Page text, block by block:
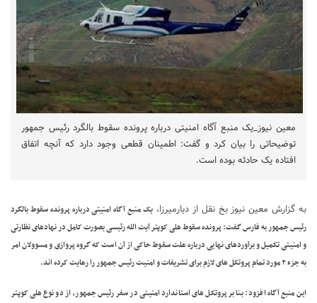
معین نیوز_یک منبع آگاه امنیتی درباره پرونده سقوط بالگرد رئیس جمهور
توضیحاتی را بیان کرد و گفت: اطمینان قطعی وجود دارد که آنچه اتفاق
افتاده یک حادثه بوده است.
به گزارش معین نیوز بخ نقل از دیارمیرزا، یک منبع آگاه امنیتی درباره پرونده سقوط بالگرد
رئیس جمهور به فارس گفت: پرونده سقوط هلی کوپتر آیت الله رئیسی بصورت کامل در نهادهای نظارتی
و امنیتی تکمیل و برآوردهای نهایی درباره علت سقوط حاکی از آن است که گروه پروازی و مسوولان امر
به جزء ۲ مورد تمام پروتکل های لازم برای تشریفات و امنیت رئیس جمهور را رعایت کرده اند.
این منبع آگاه افزود: بنا بر پروتکل های استاندارد امنیتی در سفر رئیس جمهور، از دو نوع هلی کوپتر